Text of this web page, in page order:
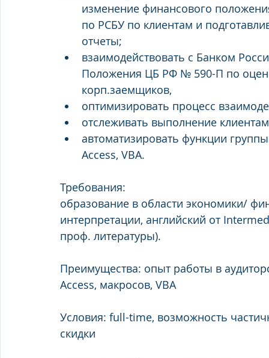
изменение финансового
по РСБУ по клиентам и
отчеты;
взаимодействовать с Банком
Положения ЦБ РФ № 590-П по
корп.заемщиков,
оптимизировать процесс
отслеживать выполнение
автоматизировать функции
Access, VBA.
Требования:
образование в области экономики/
интерпретации, английский от
проф. литературы).
Преимущества: опыт работы в
Access, макросов, VBA
Условия: full-time, возможность
скидки